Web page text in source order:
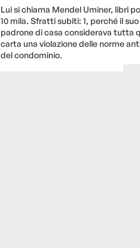
Lui si chiama Mendel Uminer, libri
10 mila. Sfratti subiti: 1, perché il
padrone di casa considerava tutta
carta una violazione delle norme
del condominio.